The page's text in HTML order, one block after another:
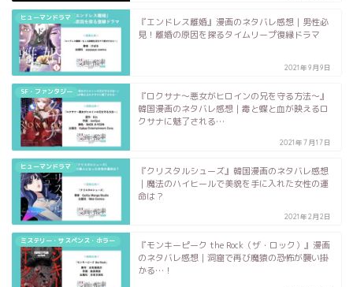
ヒューマンドラマ
『エンドレス離婚』漫画のネタバレ感想｜男性必
見！離婚の原因を探るタイムリープ復縁ドラマ
2021年9月9日
SF・ファンタジー
『ロクサナ〜悪女がヒロインの兄を守る方法〜』
韓国漫画のネタバレ感想｜毒と蝶と血が映えるロ
クサナに魅了される…
2021年7月17日
ヒューマンドラマ
『クリスタルシューズ』韓国漫画のネタバレ感想
｜魔法のハイヒールで美貌を手に入れた女性の運
命は？
2021年2月2日
ミステリー・サスペンス・ホラー
『モンキーピーク the Rock（ザ・ロック）』漫画
のネタバレ感想｜洞窟で再び魔猿の恐怖が襲い掛
かる…！